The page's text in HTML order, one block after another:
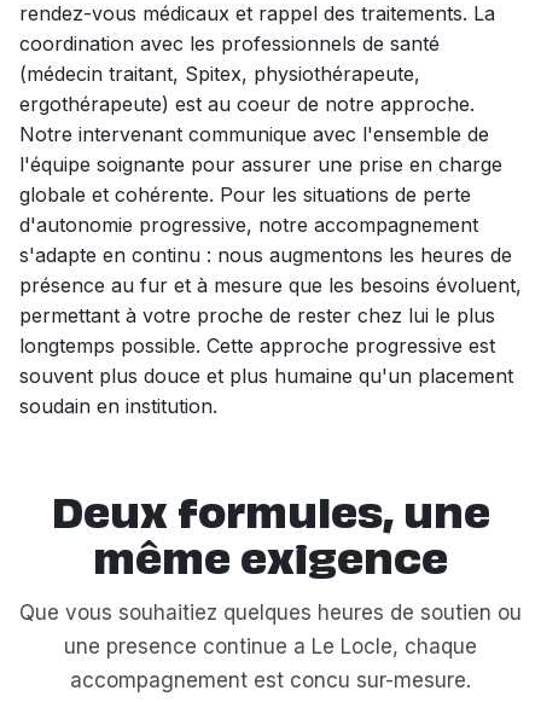
rendez-vous médicaux et rappel des traitements. La
coordination avec les professionnels de santé
(médecin traitant, Spitex, physiothérapeute,
ergothérapeute) est au coeur de notre approche.
Notre intervenant communique avec l'ensemble de
l'équipe soignante pour assurer une prise en charge
globale et cohérente. Pour les situations de perte
d'autonomie progressive, notre accompagnement
s'adapte en continu : nous augmentons les heures de
présence au fur et à mesure que les besoins évoluent,
permettant à votre proche de rester chez lui le plus
longtemps possible. Cette approche progressive est
souvent plus douce et plus humaine qu'un placement
soudain en institution.
Deux formules, une
même exigence
Que vous souhaitiez quelques heures de soutien ou
une presence continue a Le Locle, chaque
accompagnement est concu sur-mesure.